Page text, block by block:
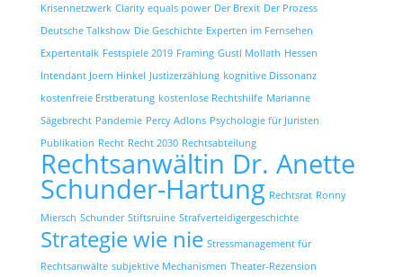
Krisennetzwerk Clarity equals power Der Brexit Der Prozess
Deutsche Talkshow Die Geschichte Experten im Fernsehen
Expertentalk Festspiele 2019 Framing Gustl Mollath Hessen
Intendant Joern Hinkel Justizerzählung kognitive Dissonanz
kostenfreie Erstberatung kostenlose Rechtshilfe Marianne
Sägebrecht Pandemie Percy Adlons Psychologie für Juristen
Publikation Recht Recht 2030 Rechtsabteilung
Rechtsanwältin Dr. Anette
Schunder-Hartung Rechtsrat Ronny
Miersch Schunder Stiftsruine Strafverteidigergeschichte
Strategie wie nie Stressmanagement für
Rechtsanwälte subjektive Mechanismen Theater-Rezension